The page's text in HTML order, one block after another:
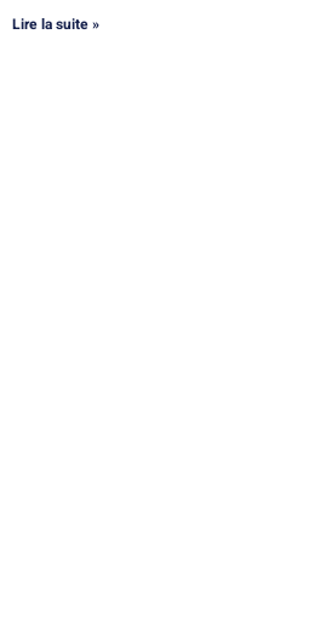
Lire la suite »